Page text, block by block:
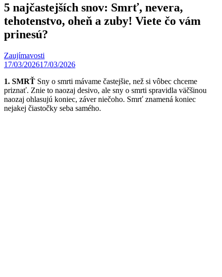
5 najčastejších snov: Smrť, nevera,
tehotenstvo, oheň a zuby! Viete čo vám
prinesú?
Zaujímavosti
17/03/202617/03/2026
1. SMRŤ Sny o smrti mávame častejšie, než si vôbec chceme
priznať. Znie to naozaj desivo, ale sny o smrti spravidla väčšinou
naozaj ohlasujú koniec, záver niečoho. Smrť znamená koniec
nejakej čiastočky seba samého.